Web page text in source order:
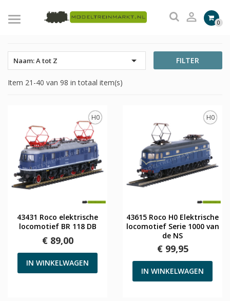
 0
Naam: A tot Z  FILTER
Item 21-40 van 98 in totaal item(s)
H0
43431 Roco elektrische
locomotief BR 118 DB
€ 89,00
IN WINKELWAGEN
H0
43615 Roco H0 Elektrische
locomotief Serie 1000 van
de NS
€ 99,95
IN WINKELWAGEN